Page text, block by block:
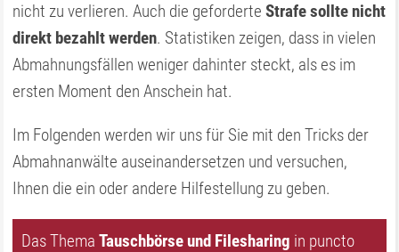
nicht zu verlieren. Auch die geforderteStrafe sollte nicht
direkt bezahlt werden. Statistiken zeigen, dass in vielen
Abmahnungsfällen weniger dahinter steckt, als es im
ersten Moment den Anschein hat.
Im Folgenden werden wir uns für Sie mit den Tricks der
Abmahnanwälte auseinandersetzen und versuchen,
Ihnen die ein oder andere Hilfestellung zu geben.
Das ThemaTauschbörse und Filesharing in puncto